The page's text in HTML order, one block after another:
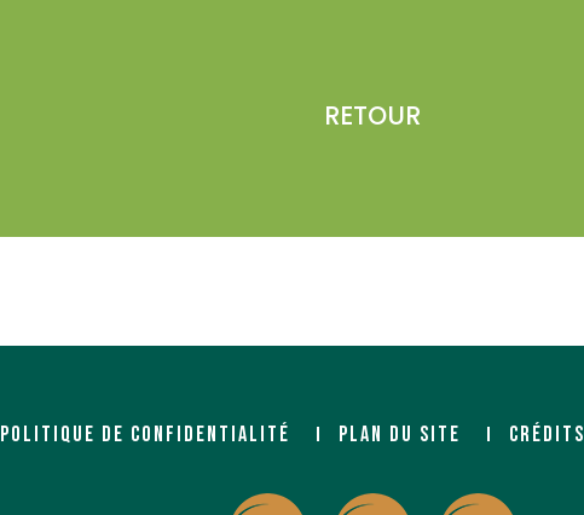
RETOUR
POLITIQUE DE CONFIDENTIALITÉ PLAN DU SITE CRÉDITS